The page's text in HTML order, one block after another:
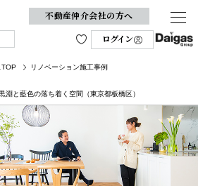
不動産仲介会社の方へ
ログイン
TOP
リノベーション施工事例
淵と藍色の落ち着く空間（東京都板橋区）